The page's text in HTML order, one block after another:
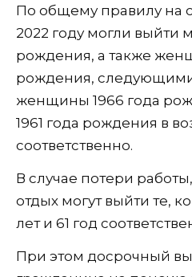
По общему правилу на
2022 году могли выйти
рождения, а также
рождения, следующими,
женщины 1966 года
1961 года рождения в
соответственно.
В случае потери
отдых могут выйти те,
лет и 61 год
При этом досрочный